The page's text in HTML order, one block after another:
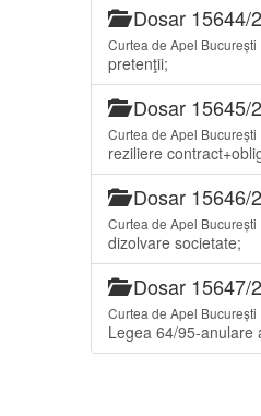
Dosar 15644/
Curtea de Apel București
pretenţii;
Dosar 15645/
Curtea de Apel București
reziliere
Dosar 15646/
Curtea de Apel București
dizolvare societate;
Dosar 15647/
Curtea de Apel București
Legea 64/95-anulare